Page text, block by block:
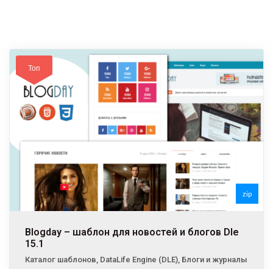
Топ
zip
Blogday – шаблон для новостей и блогов Dle
15.1
Каталог шаблонов DataLife Engine (DLE) Блоги и журналы